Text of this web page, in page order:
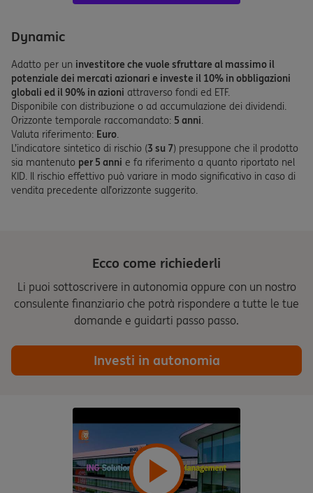
Dynamic
Adatto per un investitore che vuole sfruttare al massimo il
potenziale dei mercati azionari e investe il 10% in obbligazioni
globali ed il 90% in azioni attraverso fondi ed ETF.
Disponibile con distribuzione o ad accumulazione dei dividendi.
Orizzonte temporale raccomandato: 5 anni.
Valuta riferimento: Euro.
L’indicatore sintetico di rischio (3 su 7) presuppone che il prodotto
sia mantenuto per 5 anni e fa riferimento a quanto riportato nel
KID. Il rischio effettivo può variare in modo significativo in caso di
vendita precedente all’orizzonte suggerito.
Ecco come richiederli
Li puoi sottoscrivere in autonomia oppure con un nostro
consulente finanziario che potrà rispondere a tutte le tue
domande e guidarti passo passo.
Investi in autonomia